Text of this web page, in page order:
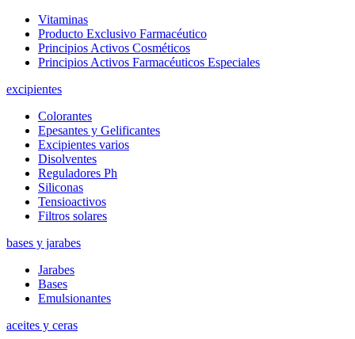
Vitaminas
Producto Exclusivo Farmacéutico
Principios Activos Cosméticos
Principios Activos Farmacéuticos Especiales
excipientes
Colorantes
Epesantes y Gelificantes
Excipientes varios
Disolventes
Reguladores Ph
Siliconas
Tensioactivos
Filtros solares
bases y jarabes
Jarabes
Bases
Emulsionantes
aceites y ceras